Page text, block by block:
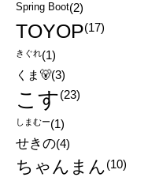
Spring Boot(2)
TOYOP(17)
きぐれ(1)
くま🐻(3)
こす(23)
しまむー(1)
せきの(4)
ちゃんまん(10)